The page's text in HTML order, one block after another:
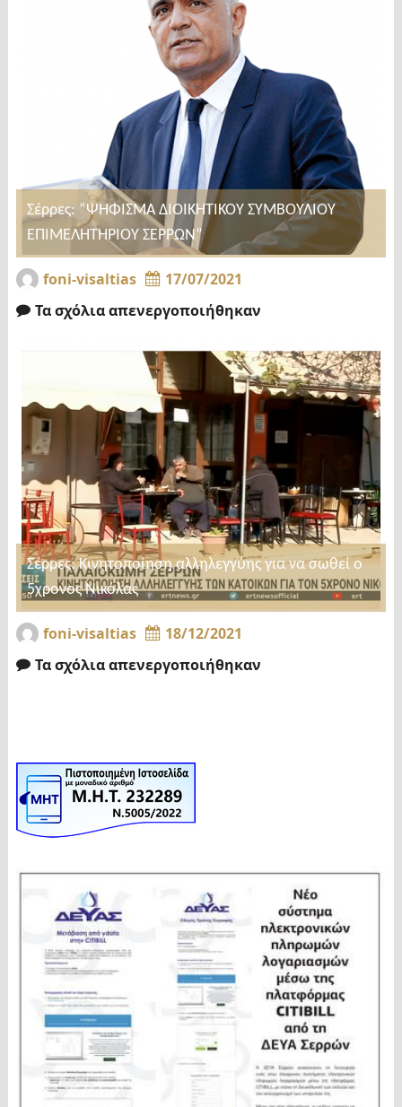
Σέρρες: “ΨΗΦΙΣΜΑ ΔΙΟΙΚΗΤΙΚΟΥ ΣΥΜΒΟΥΛΙΟΥ
ΕΠΙΜΕΛΗΤΗΡΙΟΥ ΣΕΡΡΩΝ”
foni-visaltias
17/07/2021
Τα σχόλια απενεργοποιήθηκαν
Σέρρες: Κινητοποίηση αλληλεγγύης για να σωθεί ο
5χρονος Νικόλας
foni-visaltias
18/12/2021
Τα σχόλια απενεργοποιήθηκαν